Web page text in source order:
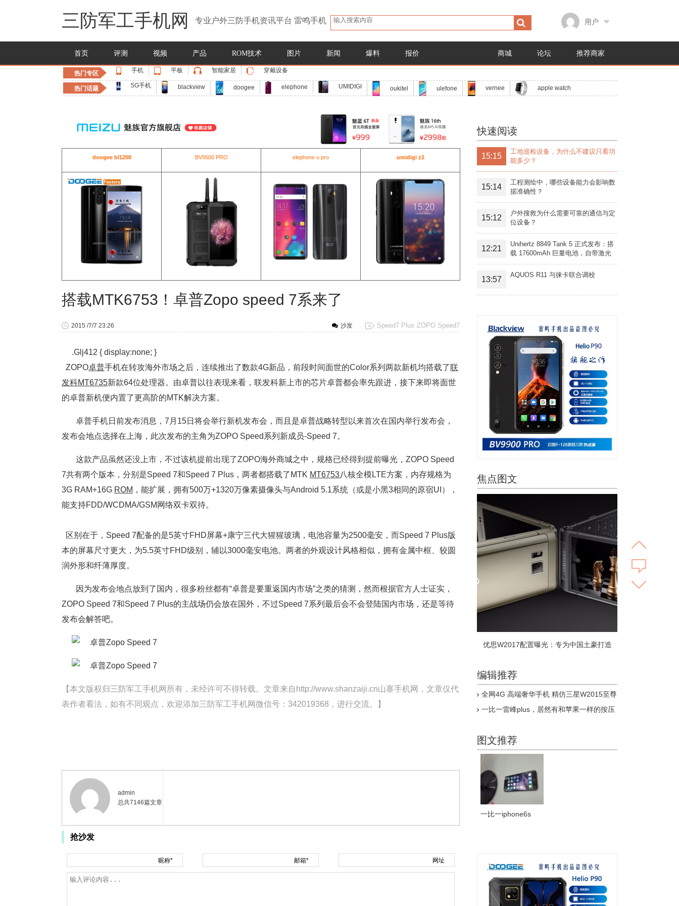
三防军工手机网 专业户外三防手机资讯平台 雷鸣手机 用户
首页 评测 视频 产品 ROM技术 图片 新闻 爆料 报价 商城 论坛 推荐商家
热门专区 手机 平板 智能家居 穿戴设备
热门话题 5G手机 blackview doogee elephone UMIDIGI oukitel ulefone vernee apple watch
doogee bl1200 BV9500 PRO elephone u pro umidigi z2
搭载MTK6753！卓普Zopo speed 7系来了
Speed7 Plus ZOPO Speed7
2015 /7/7 23:26 沙发
.Glj412 { display:none; }
ZOPO卓普手机在转攻海外市场之后，连续推出了数款4G新品，前段时间面世的Color系列两款新机均搭载了联
发科MT6735新款64位处理器。由卓普以往表现来看，联发科新上市的芯片卓普都会率先跟进，接下来即将面世
的卓普新机便内置了更高阶的MTK解决方案。
卓普手机日前发布消息，7月15日将会举行新机发布会，而且是卓普战略转型以来首次在国内举行发布会，
发布会地点选择在上海，此次发布的主角为ZOPO Speed系列新成员-Speed 7。
这款产品虽然还没上市，不过该机提前出现了ZOPO海外商城之中，规格已经得到提前曝光，ZOPO Speed
7共有两个版本，分别是Speed 7和Speed 7 Plus，两者都搭载了MTK MT6753八核全模LTE方案，内存规格为
3G RAM+16G ROM ，能扩展，拥有500万+1320万像素摄像头与Android 5.1系统（或是小黑3相同的原宿UI），
能支持FDD/WCDMA/GSM网络双卡双待。
区别在于，Speed 7配备的是5英寸FHD屏幕+康宁三代大猩猩玻璃，电池容量为2500毫安，而Speed 7 Plus版
本的屏幕尺寸更大，为5.5英寸FHD级别，辅以3000毫安电池。两者的外观设计风格相似，拥有金属中框、较圆
润外形和纤薄厚度。
因为发布会地点放到了国内，很多粉丝都有“卓普是要重返国内市场”之类的猜测，然而根据官方人士证实，
ZOPO Speed 7和Speed 7 Plus的主战场仍会放在国外，不过Speed 7系列最后会不会登陆国内市场，还是等待
发布会解答吧。
【本文版权归三防军工手机网所有，未经许可不得转载。文章来自http://www.shanzaiji.cn山寨手机网，文章仅代
表作者看法，如有不同观点，欢迎添加三防军工手机网微信号：342019368，进行交流。】
admin
总共7146篇文章
抢沙发
昵称* 邮箱* 网址
快速阅读
15:15
工地巡检设备，为什么不建议只看功
能多少？
15:14
工程测绘中，哪些设备能力会影响数
据准确性？
15:12
户外搜救为什么需要可靠的通信与定
位设备？
12:21
Unihertz 8849 Tank 5 正式发布：搭
载 17600mAh 巨量电池，自带激光
投影旗舰三防手机
13:57
AQUOS R11 与徕卡联合调校
焦点图文
优思W2017配置曝光：专为中国土豪打造
编辑推荐
全网4G 高端奢华手机 精仿三星W2015至尊
一比一雷峰plus，居然有和苹果一样的按压
图文推荐
一比一iphone6s